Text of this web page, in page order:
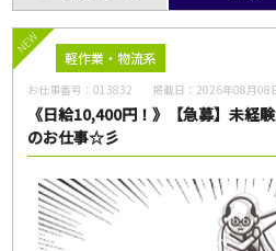
NEW
軽作業・物流系
お仕事番号：013832 掲載日： 2026年08月08
《日給10,400円！》【急募】未経
のお仕事☆彡